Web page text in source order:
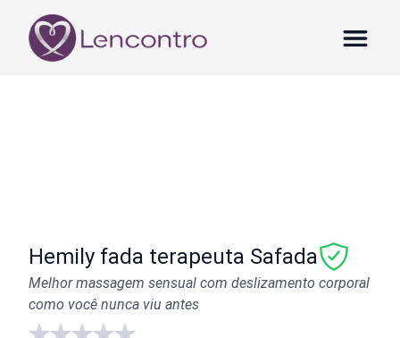
Hemily fada terapeuta Safada
Melhor massagem sensual com deslizamento corporal
como você nunca viu antes